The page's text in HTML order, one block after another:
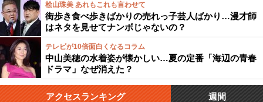
桧山珠美 あれもこれも言わせて
街歩き食べ歩きばかりの売れっ子芸人ばかり…漫才師
はネタを見せてナンボじゃないの？
テレビが10倍面白くなるコラム
中山美穂の水着姿が懐かしい…夏の定番「海辺の青春
ドラマ」なぜ消えた？
アクセスランキング 週間